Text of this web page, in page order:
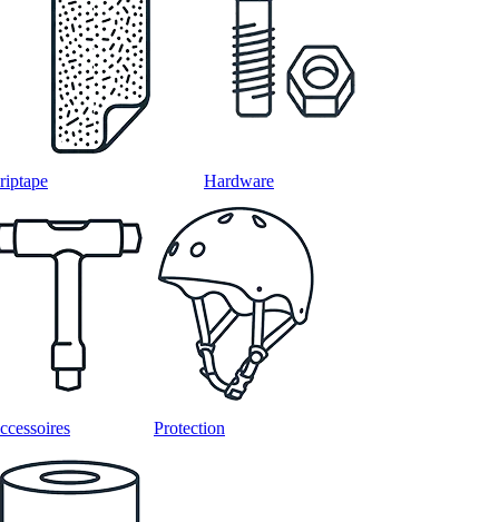
Hardware
Protection